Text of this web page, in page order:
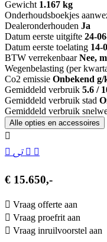
Gewicht 1.167 kg
Onderhoudsboekjes
Dealeronderhouden Ja
Datum eerste uitgifte 24-
Datum eerste toelating 14-
BTW verrekenbaar Nee,
Wegenbelasting (per
Co2 emissie Onbekend g/
Gemiddeld verbruik 5.6 /
Gemiddeld verbruik stad
Gemiddeld verbruik
Alle opties en accessoires
€ 15.650,-
Vraag offerte aan
Vraag proefrit aan
Vraag inruilvoorstel aan